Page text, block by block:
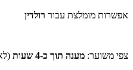
אפשרות מומלצת עבור רולדין
צפי משוער: מענה תוך כ-4 שעות